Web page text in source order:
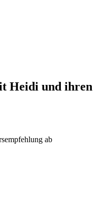
Heidi und ihren
ab